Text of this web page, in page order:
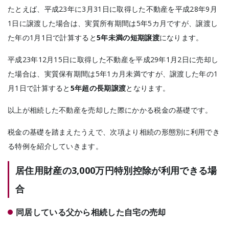
たとえば、平成23年に3月31日に取得した不動産を平成28年9月
1日に譲渡した場合は、実質所有期間は5年5カ月ですが、譲渡し
た年の1月1日で計算すると5年未満の短期譲渡になります。
平成23年12月15日に取得した不動産を平成29年1月2日に売却し
た場合は、実質保有期間は5年1カ月未満ですが、譲渡した年の1
月1日で計算すると 5年超の長期譲渡となります。
以上が相続した不動産を売却した際にかかる税金の基礎です。
税金の基礎を踏まえたうえで、次項より相続の形態別に利用でき
る特例を紹介していきます。
居住用財産の3,000万円特別控除が利用できる場
合
同居している父から相続した自宅の売却